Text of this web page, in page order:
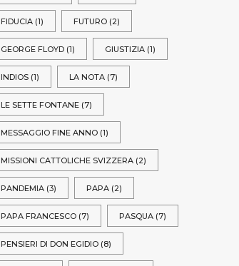
FIDUCIA(1) FUTURO(2)
GEORGE FLOYD(1) GIUSTIZIA(1)
INDIOS(1) LA NOTA(7)
LE SETTE FONTANE(7)
MESSAGGIO FINE ANNO(1)
MISSIONI CATTOLICHE SVIZZERA(2)
PANDEMIA(3) PAPA(2)
PAPA FRANCESCO(7) PASQUA(7)
PENSIERI DI DON EGIDIO(8)